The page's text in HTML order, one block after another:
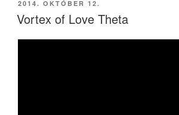
BEKÜLDVE:
2014. OKTÓBER 12.
Vortex of Love Theta